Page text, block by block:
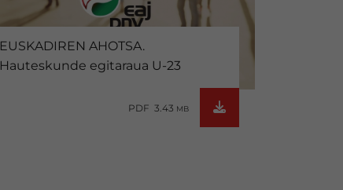
EUSKADIREN AHOTSA.
Hauteskunde egitaraua U-23
PDF 3.43 MB